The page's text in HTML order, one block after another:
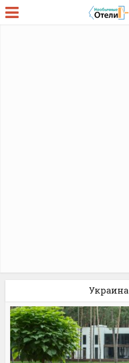
Украина